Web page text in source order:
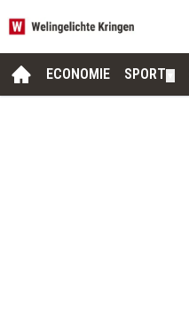
ECONOMIE SPORT